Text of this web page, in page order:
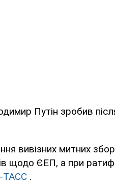
Путін зробив
вивізних митних
щодо ЄЕП, а при
ТАСС .